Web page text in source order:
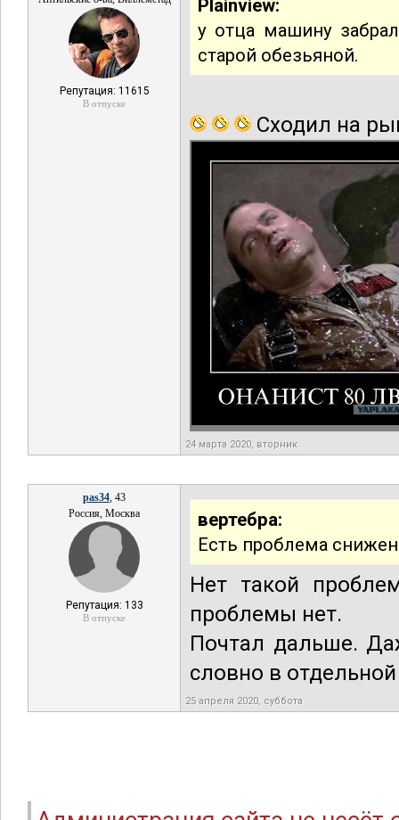
Репутация: 11615
В отпуске
Plainview:
у отца машину
старой обезьяной.
Сходил на
24 марта 2020, вторник
pas34, 43
Россия, Москва
Репутация: 133
В отпуске
вертебра:
Есть проблема
Нет такой
проблемы нет.
Почтал дальше.
словно в
25 апреля 2020, суббота